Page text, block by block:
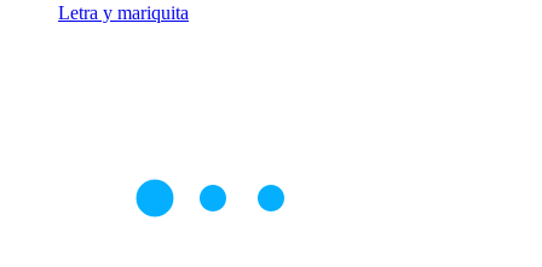
Letra y mariquita